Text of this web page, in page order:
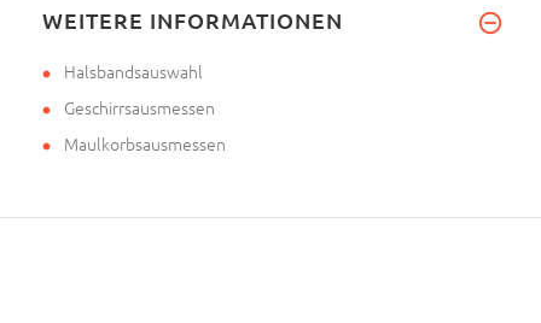
WEITERE INFORMATIONEN
Halsbandsauswahl
Geschirrsausmessen
Maulkorbsausmessen